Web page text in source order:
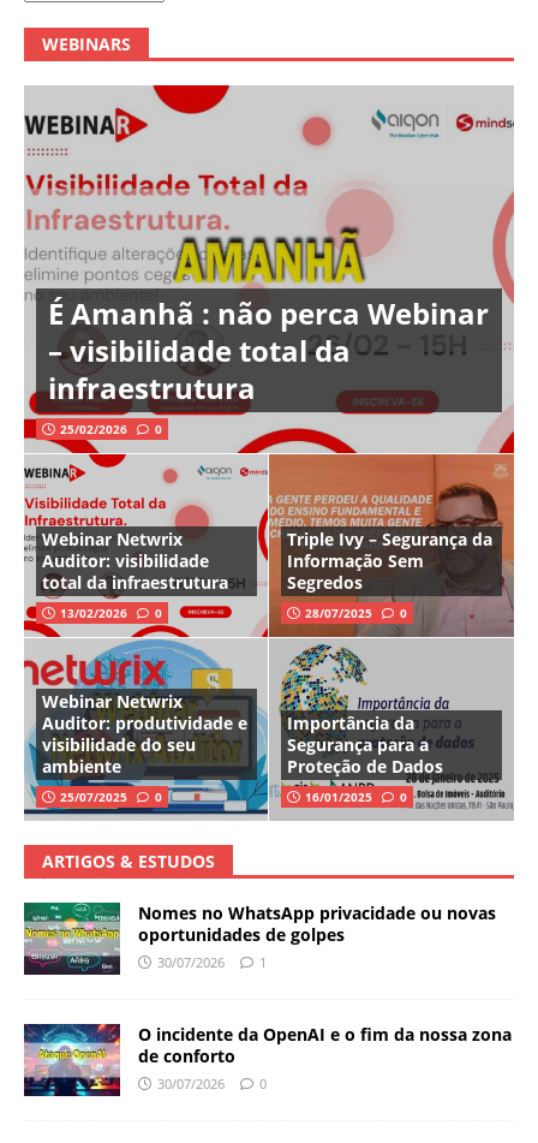
WEBINARS
É Amanhã : não perca Webinar
– visibilidade total da
infraestrutura
25/02/2026 0
Webinar Netwrix
Auditor: visibilidade
total da infraestrutura
13/02/2026 0
Triple Ivy – Segurança da
Informação Sem
Segredos
28/07/2025 0
Webinar Netwrix
Auditor: produtividade e
visibilidade do seu
ambiente
25/07/2025 0
Importância da
Segurança para a
Proteção de Dados
16/01/2025 0
ARTIGOS & ESTUDOS
Nomes no WhatsApp privacidade ou novas
oportunidades de golpes
30/07/2026 1
O incidente da OpenAI e o fim da nossa zona
de conforto
30/07/2026 0